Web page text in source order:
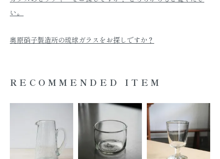
い。
奥原硝子製造所の琉球ガラスをお探しですか？
RECOMMENDED ITEM